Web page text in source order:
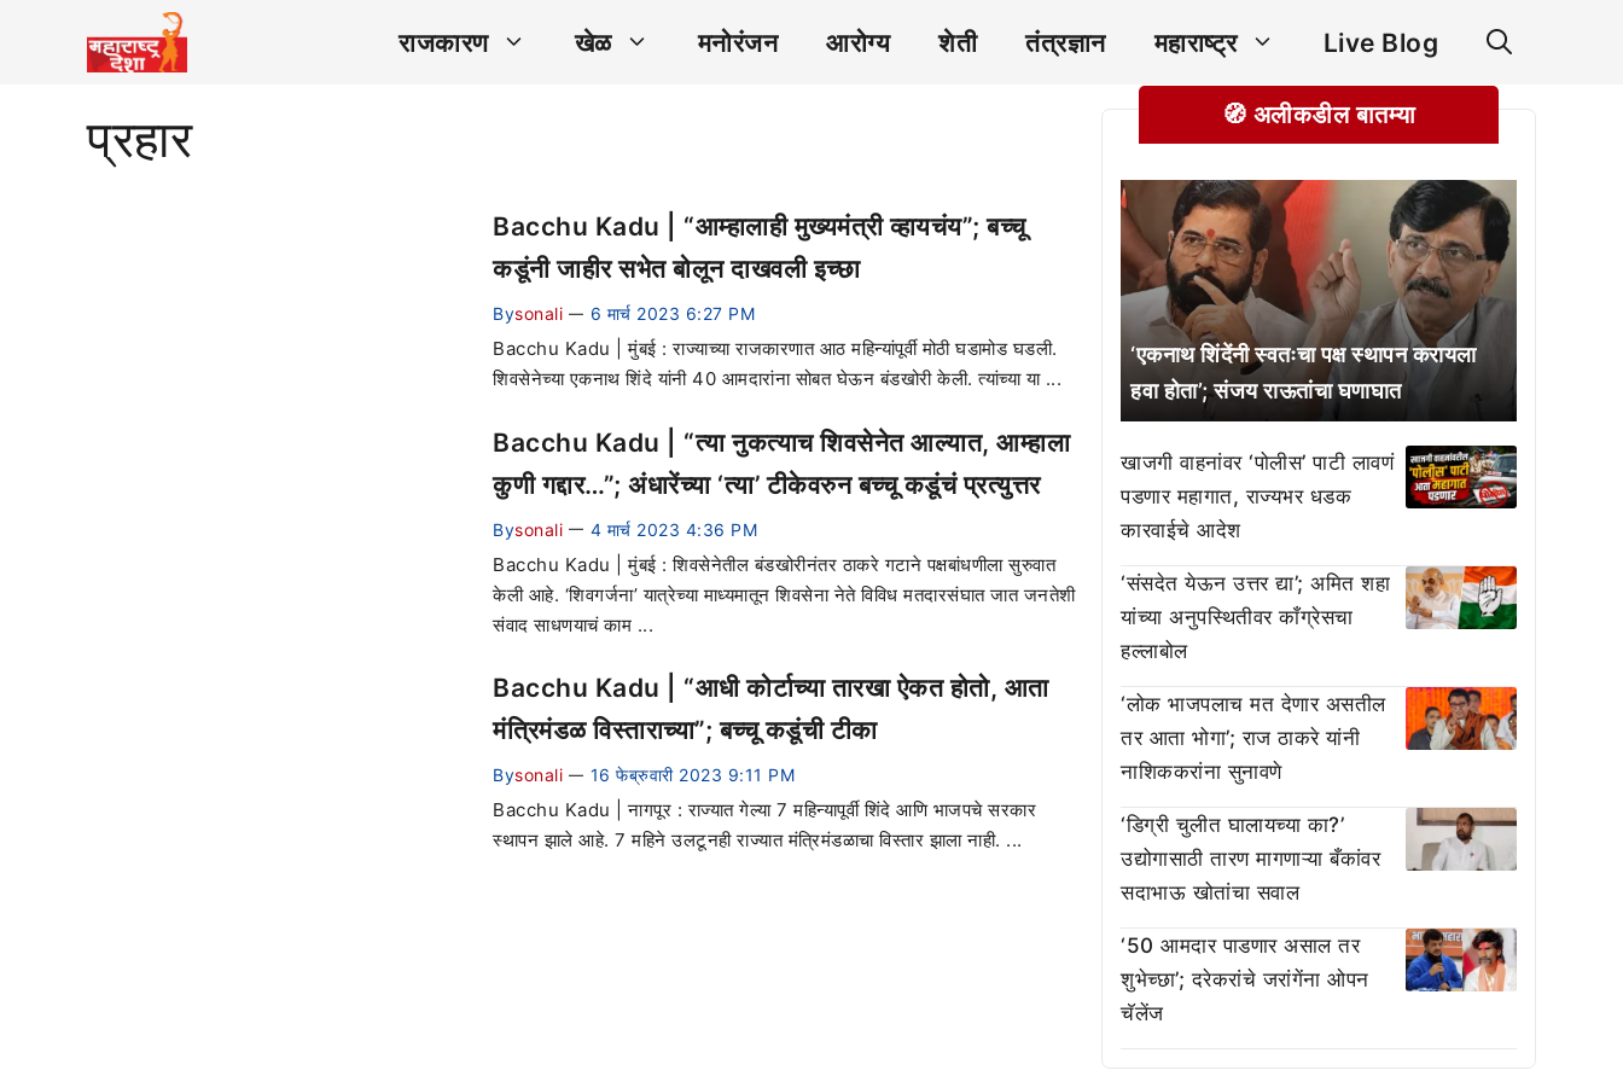
राजकारण खेळ मनोरंजन आरोग्य शेती तंत्रज्ञान महाराष्ट्र Live Blog
प्रहार
Bacchu Kadu | “आम्हालाही मुख्यमंत्री व्हायचंय”; बच्चू
कडूंनी जाहीर सभेत बोलून दाखवली इच्छा
Bysonali — 6 मार्च 2023 6:27 PM
Bacchu Kadu | मुंबई : राज्याच्या राजकारणात आठ महिन्यांपूर्वी मोठी घडामोड घडली.
शिवसेनेच्या एकनाथ शिंदे यांनी 40 आमदारांना सोबत घेऊन बंडखोरी केली. त्यांच्या या ...
Bacchu Kadu | “त्या नुकत्याच शिवसेनेत आल्यात, आम्हाला
कुणी गद्दार…”; अंधारेंच्या ‘त्या’ टीकेवरुन बच्चू कडूंचं प्रत्युत्तर
Bysonali — 4 मार्च 2023 4:36 PM
Bacchu Kadu | मुंबई : शिवसेनेतील बंडखोरीनंतर ठाकरे गटाने पक्षबांधणीला सुरुवात
केली आहे. ‘शिवगर्जना’ यात्रेच्या माध्यमातून शिवसेना नेते विविध मतदारसंघात जात जनतेशी
संवाद साधणयाचं काम ...
Bacchu Kadu | “आधी कोर्टाच्या तारखा ऐकत होतो, आता
मंत्रिमंडळ विस्ताराच्या”; बच्चू कडूंची टीका
Bysonali — 16 फेब्रुवारी 2023 9:11 PM
Bacchu Kadu | नागपूर : राज्यात गेल्या 7 महिन्यापूर्वी शिंदे आणि भाजपचे सरकार
स्थापन झाले आहे. 7 महिने उलटूनही राज्यात मंत्रिमंडळाचा विस्तार झाला नाही. ...
🧭 अलीकडील बातम्या
‘एकनाथ शिंदेंनी स्वतःचा पक्ष स्थापन करायला
हवा होता’; संजय राऊतांचा घणाघात
खाजगी वाहनांवर ‘पोलीस’ पाटी लावणं
पडणार महागात, राज्यभर धडक
कारवाईचे आदेश
‘संसदेत येऊन उत्तर द्या’; अमित शहा
यांच्या अनुपस्थितीवर काँग्रेसचा
हल्लाबोल
‘लोक भाजपलाच मत देणार असतील
तर आता भोगा’; राज ठाकरे यांनी
नाशिककरांना सुनावणे
‘डिग्री चुलीत घालायच्या का?’
उद्योगासाठी तारण मागणाऱ्या बँकांवर
सदाभाऊ खोतांचा सवाल
‘50 आमदार पाडणार असाल तर
शुभेच्छा’; दरेकरांचे जरांगेंना ओपन
चॅलेंज